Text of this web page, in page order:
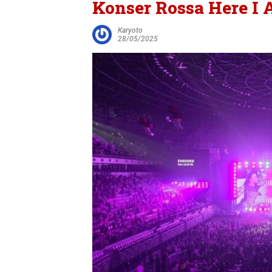
Konser Rossa Here I
Karyoto
28/05/2025